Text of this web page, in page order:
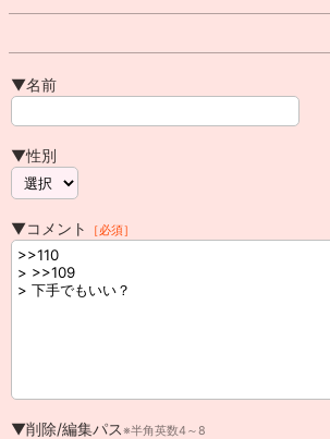
▼名前
▼性別
▼コメント ［必須］
▼削除/編集パス※半角英数4～8